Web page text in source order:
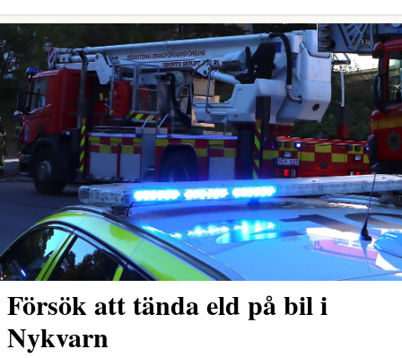
Försök att tända eld på bil i
Nykvarn